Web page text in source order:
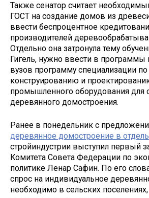
Также сенатор считает
ГОСТ на создание домов из
ввести беспроцентное
производителей
Отдельно она затронула тему
Гигель, нужно ввести в
вузов программу специализации по
конструированию и
промышленного оборудования для
деревянного домостроения.
Ранее в понедельник с
деревянное домостроение в
стройиндустрии выступил первый
Комитета Совета Федерации по
политике Ленар Сафин. По его
спрос на индивидуальное
необходимо в сельских поселениях,